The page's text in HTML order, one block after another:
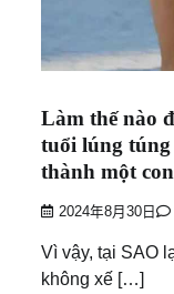
Làm thế nào
tuổi lúng
thành một
2024年8月30日
Vì vậy, tại SAO
không xế […]